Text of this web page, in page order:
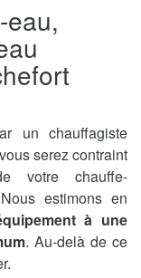
un chauffagiste
serez contraint
votre chauffe-
estimons en
à une
. Au-delà de ce